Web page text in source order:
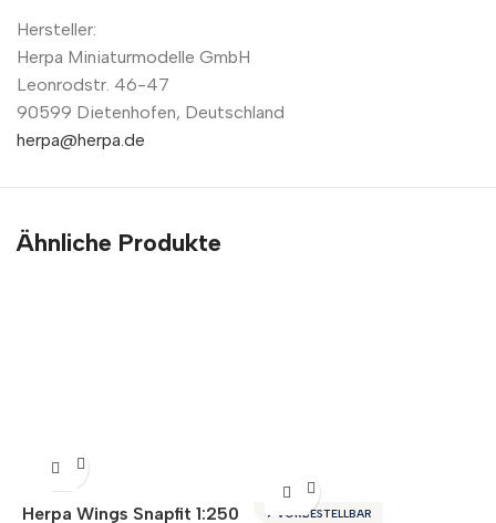
Hersteller:
Herpa Miniaturmodelle GmbH
Leonrodstr. 46-47
90599 Dietenhofen, Deutschland
herpa@herpa.de
Ähnliche Produkte
Herpa Wings Snapfit 1:250
✈ VORBESTELLBAR